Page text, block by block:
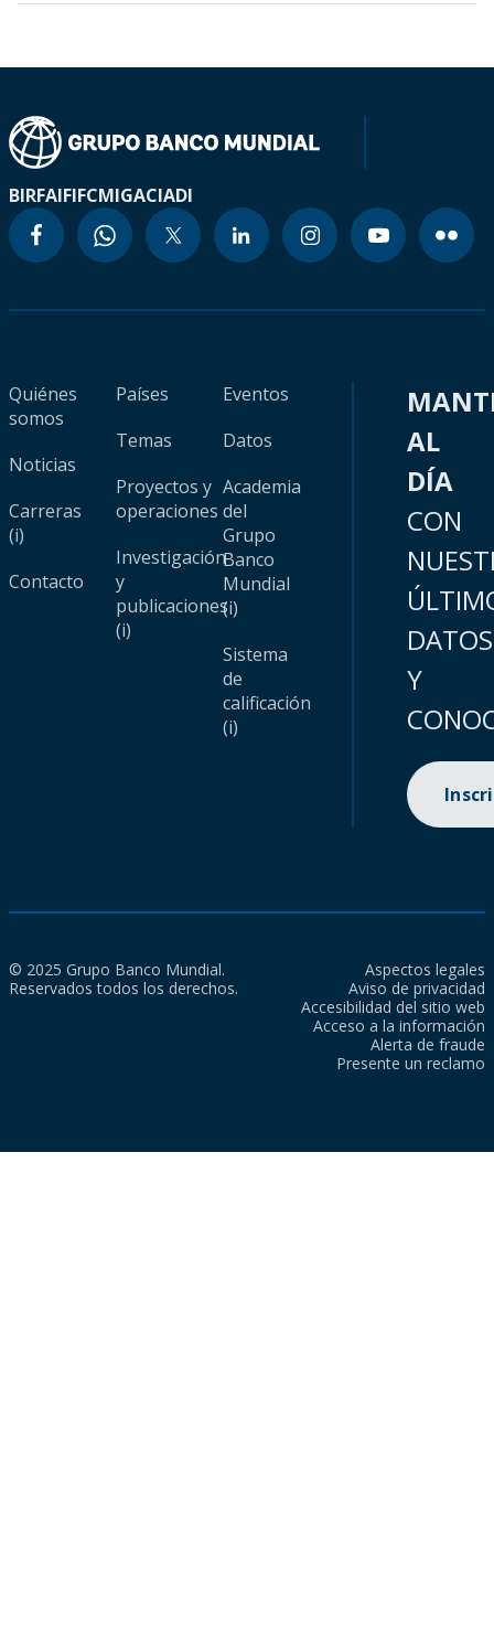
BIRFAIFIFCMIGACIADI
Quiénes
somos
Noticias
Carreras
(i)
Contacto
Países
Temas
Proyectos y
operaciones
Investigación
y
publicaciones
(i)
Eventos
Datos
Academia
del
Grupo
Banco
Mundial
(i)
Sistema
de
calificación
(i)
AL
DÍA
CON
DATOS
Y
© 2025 Grupo Banco Mundial.
Reservados todos los derechos.
Aspectos legales
Aviso de privacidad
Accesibilidad del sitio web
Acceso a la información
Alerta de fraude
Presente un reclamo